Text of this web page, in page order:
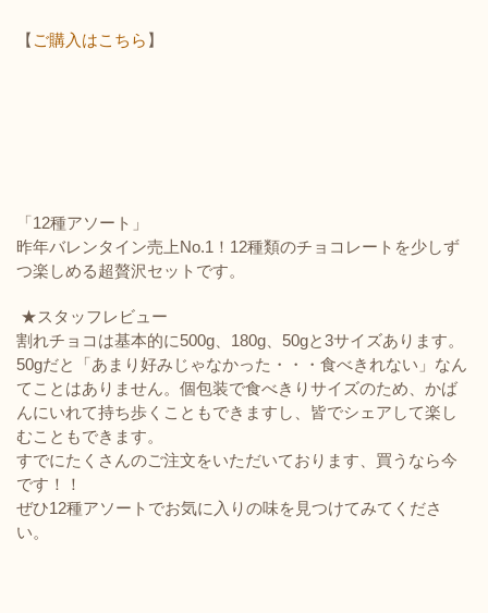
【 ご購入はこちら 】
「12種アソート」
昨年バレンタイン売上No.1！12種類のチョコレートを少しず
つ楽しめる超贅沢セットです。
★スタッフレビュー
割れチョコは基本的に500g、180g、50gと3サイズあります。
50gだと「あまり好みじゃなかった・・・食べきれない」なん
てことはありません。個包装で食べきりサイズのため、かば
んにいれて持ち歩くこともできますし、皆でシェアして楽し
むこともできます。
すでにたくさんのご注文をいただいております、買うなら今
です！！
ぜひ12種アソートでお気に入りの味を見つけてみてくださ
い。